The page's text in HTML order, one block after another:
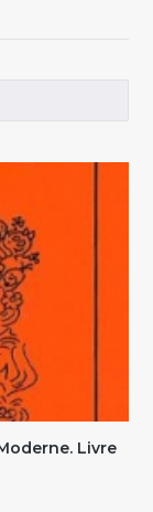
Livre